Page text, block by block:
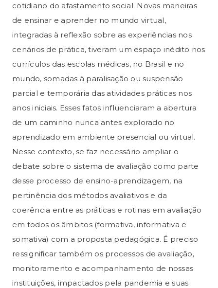
cotidiano do afastamento social. Novas maneiras
de ensinar e aprender no mundo virtual,
integradas à reflexão sobre as experiências nos
cenários de prática, tiveram um espaço inédito nos
currículos das escolas médicas, no Brasil e no
mundo, somadas à paralisação ou suspensão
parcial e temporária das atividades práticas nos
anos iniciais. Esses fatos influenciaram a abertura
de um caminho nunca antes explorado no
aprendizado em ambiente presencial ou virtual.
Nesse contexto, se faz necessário ampliar o
debate sobre o sistema de avaliação como parte
desse processo de ensino-aprendizagem, na
pertinência dos métodos avaliativos e da
coerência entre as práticas e rotinas em avaliação
em todos os âmbitos (formativa, informativa e
somativa) com a proposta pedagógica. É preciso
ressignificar também os processos de avaliação,
monitoramento e acompanhamento de nossas
instituições, impactados pela pandemia e suas